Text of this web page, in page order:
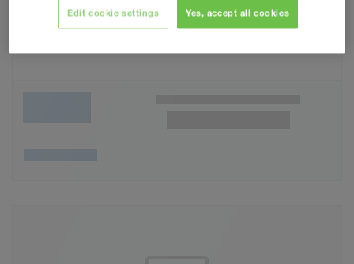
Yes, accept all cookies
Edit cookie settings